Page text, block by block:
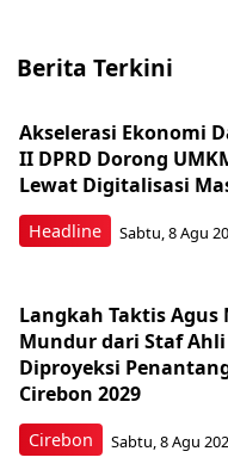
Berita Terkini
Headline
Akselerasi Ekonomi
II DPRD Dorong
Lewat Digitalisasi
Sabtu, 8 Agu
Cirebon
Langkah Taktis Agus
Mundur dari Staf
Diproyeksi
Cirebon 2029
Sabtu, 8 Agu